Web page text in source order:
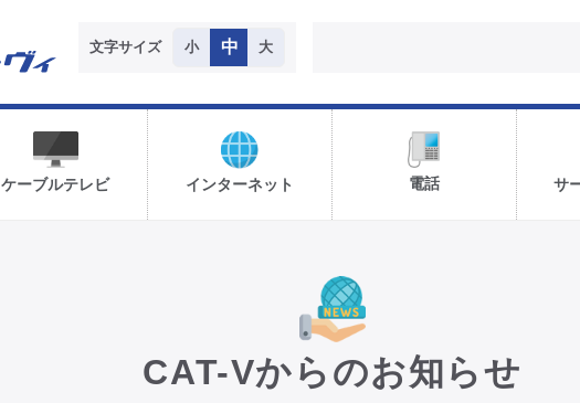
文字サイズ 小 中 大
ケーブルテレビ インターネット 電話 サ
CAT-Vからのお知らせ